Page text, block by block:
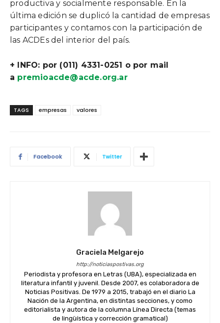
productiva y socialmente responsable. En la
última edición se duplicó la cantidad de empresas
participantes y contamos con la participación de
las ACDEs del interior del país.
+ INFO: por (011) 4331-0251 o por mail
a premioacde@acde.org.ar
TAGS empresas valores
Facebook Twitter
Graciela Melgarejo
http://noticiaspostivas.org
Periodista y profesora en Letras (UBA), especializada en
literatura infantil y juvenil. Desde 2007, es colaboradora de
Noticias Positivas. De 1979 a 2015, trabajó en el diario La
Nación de la Argentina, en distintas secciones, y como
editorialista y autora de la columna Línea Directa (temas
de lingüística y corrección gramatical)